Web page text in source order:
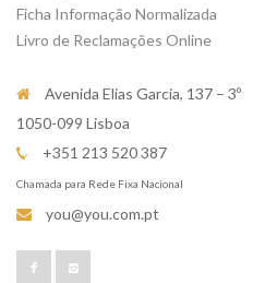
Ficha Informação Normalizada
Livro de Reclamações Online
Avenida Elias Garcia, 137 – 3º
1050-099 Lisboa
+351 213 520 387
Chamada para Rede Fixa Nacional
you@you.com.pt